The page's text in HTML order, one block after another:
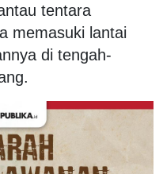
tentara
memasuki lantai
di tengah-